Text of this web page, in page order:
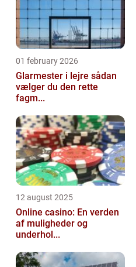
01 february 2026
Glarmester i lejre sådan
vælger du den rette
fagm...
12 august 2025
Online casino: En verden
af muligheder og
underhol...